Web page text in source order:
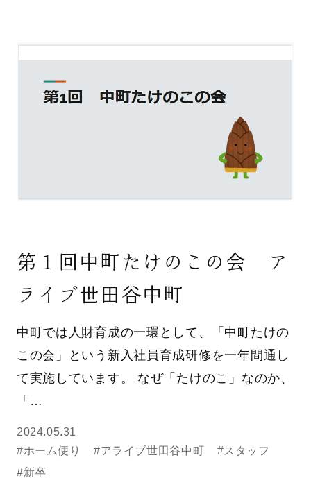
第１回中町たけのこの会 ア
ライブ世田谷中町
中町では人財育成の一環として、「中町たけの
この会」という新入社員育成研修を一年間通し
て実施しています。 なぜ「たけのこ」なのか、
「…
2024.05.31
#ホーム便り
#アライブ世田谷中町
#スタッフ
#新卒